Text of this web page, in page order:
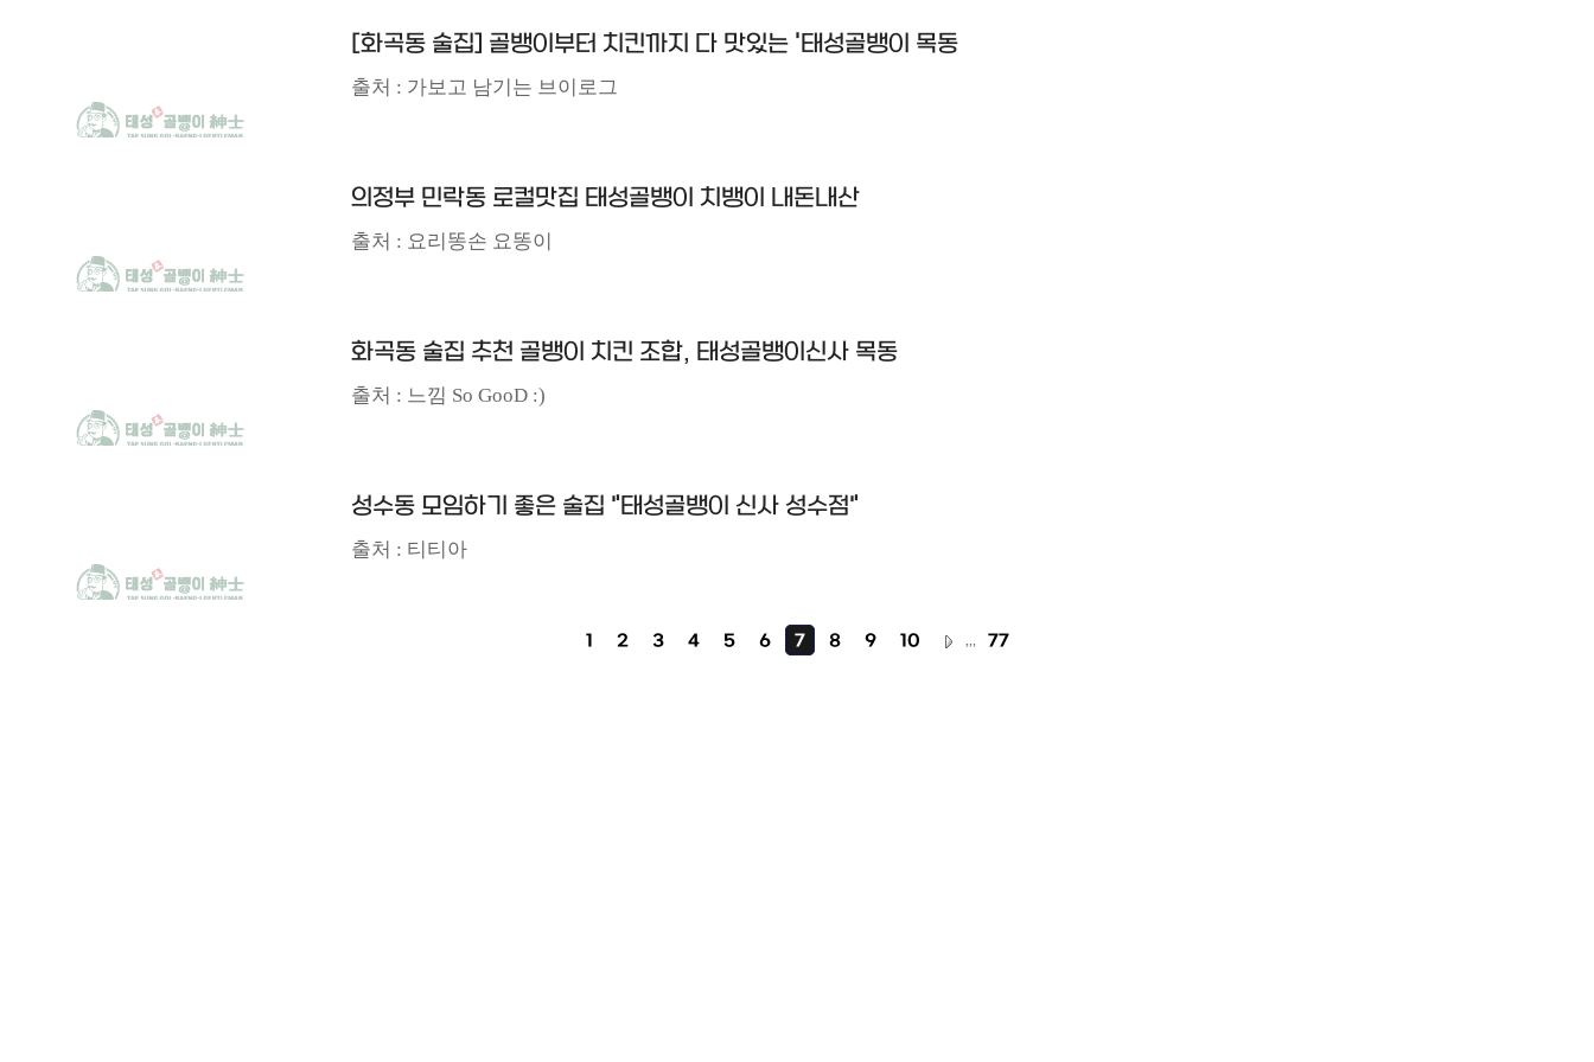
[화곡동 술집] 골뱅이부터 치킨까지 다 맛있는 '태성골뱅이 목동
출처 : 가보고 남기는 브이로그
의정부 민락동 로컬맛집 태성골뱅이 치뱅이 내돈내산
출처 : 요리똥손 요똥이
화곡동 술집 추천 골뱅이 치킨 조합, 태성골뱅이신사 목동
출처 : 느낌 So GooD :)
성수동 모임하기 좋은 술집 "태성골뱅이 신사 성수점"
출처 : 티티아
1 2 3 4 5 6 7 8 9 10 ,,, 77